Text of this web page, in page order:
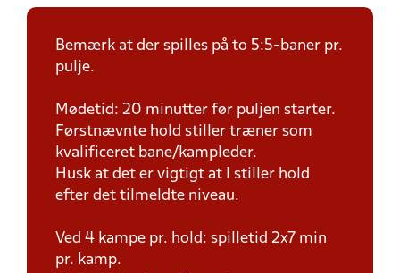
Bemærk at der spilles på to 5:5-baner pr.
pulje.
Mødetid: 20 minutter før puljen starter.
Førstnævnte hold stiller træner som
kvalificeret bane/kampleder.
Husk at det er vigtigt at I stiller hold
efter det tilmeldte niveau.
Ved 4 kampe pr. hold: spilletid 2x7 min
pr. kamp.